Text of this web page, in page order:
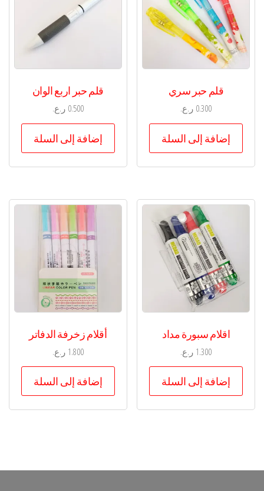
قلم حبر سري
0.300 ر.ع.
إضافة إلى السلة
قلم حبر اربع الوان
0.500 ر.ع.
إضافة إلى السلة
اقلام سبورة مداد
1.300 ر.ع.
إضافة إلى السلة
أقلام زخرفة الدفاتر
1.800 ر.ع.
إضافة إلى السلة